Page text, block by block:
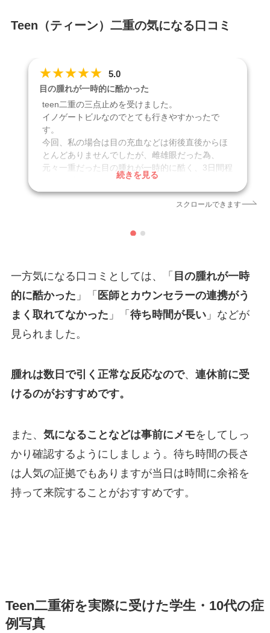
Teen（ティーン）二重の気になる口コミ
★★★★★ 5.0
目の腫れが一時的に酷かった
teen二重の三点止めを受けました。
イノゲートビルなのでとても行きやすかったで
す。
今回、私の場合は目の充血などは術後直後からほ
とんどありませんでしたが、雌雄眼だった為、
元々一重だった目の腫れが一時的に酷く、3日間程
は目が開けにくく左右差が目立ち、多少痛みもあ
った為保冷剤で対処しました。2週間程で腫れはほ
とんど無くなり痛みも引きました。術中も先生か
て手術中を過ごすことが出来ました。カウンセリ
な二重幅は取らず似合う形を提案してくださいま
した。また、個人的に同性の先生に担当していた
だけたのがとても有難かったです。今後手術する
ことがあればまたお世話になりたいと思いまし
た。ありがとうございました。
施術名
Teen（ティーン）二重
引用元 https://maps.app.goo.gl/fHVbTYtBKdpz4rhG9
続きを見る
スクロールできます
一方気になる口コミとしては、「 目の腫れが一時
的に酷かった 」「 医師とカウンセラーの連携がう
まく取れてなかった 」「 待ち時間が長い」などが
見られました。
腫れは数日で引く正常な反応なので、 連休前に受
けるのがおすすめです。
また、 気になることなどは事前にメモをしてしっ
かり確認するようにしましょう。待ち時間の長さ
は人気の証拠でもありますが当日は時間に余裕を
持って来院することがおすすめです。
Teen二重術を実際に受けた学生・10代の症
例写真